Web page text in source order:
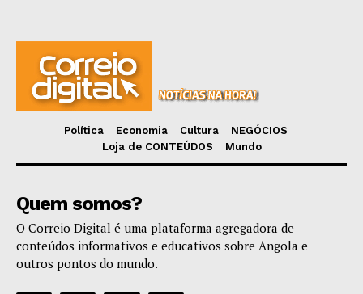
Política Economia Cultura
NEGÓCIOS
Loja de CONTEÚDOS
Mundo
Quem somos?
O Correio Digital é uma plataforma agregadora de
conteúdos informativos e educativos sobre Angola e
outros pontos do mundo.